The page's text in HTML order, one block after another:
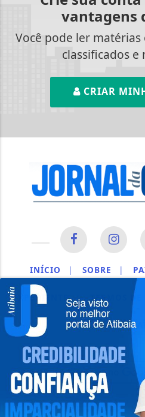
vantagens
Você pode ler
classificados e
CRIAR
INÍCIO | SOBRE |
EXPEDIENTE | TERMOS